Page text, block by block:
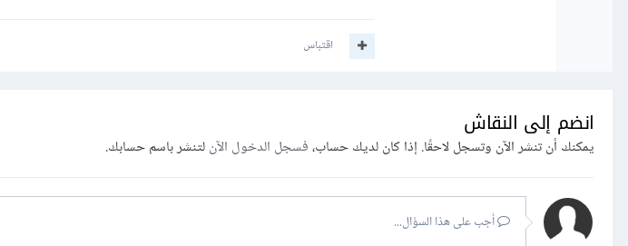
اقتباس
انضم إلى النقاش
يمكنك أن تنشر الآن وتسجل لاحقًا. إذا كان لديك حساب،فسجل الدخول الآنلتنشر باسم حسابك.
أجب على هذا السؤال...